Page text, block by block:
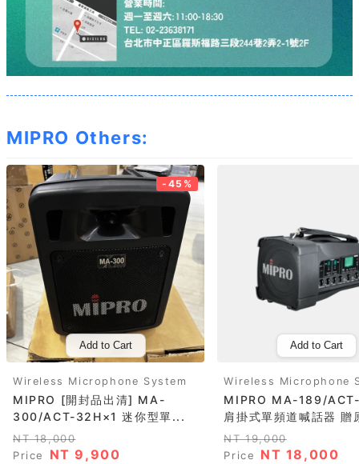
MIPRO Others:
-45%
Add to Cart
Wireless Microphone System
MIPRO [開封品出清] MA-
300/ACT-32H×1 迷你型單...
NT 18,000
Price
NT 9,900
Add to Cart
Wireless Microphone
MIPRO MA-189/
肩掛式單頻道喊話器 贈
NT 19,000
Price
NT 18,000